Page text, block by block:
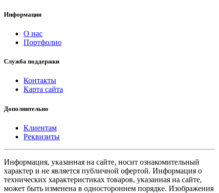
Информация
О нас
Портфолио
Служба поддержки
Контакты
Карта сайта
Дополнительно
Клиентам
Реквизиты
Информация, указанная на сайте, носит ознакомительный
характер и не является публичной офертой. Информация о
технических характеристиках товаров, указанная на сайте,
может быть изменена в одностороннем порядке. Изображения